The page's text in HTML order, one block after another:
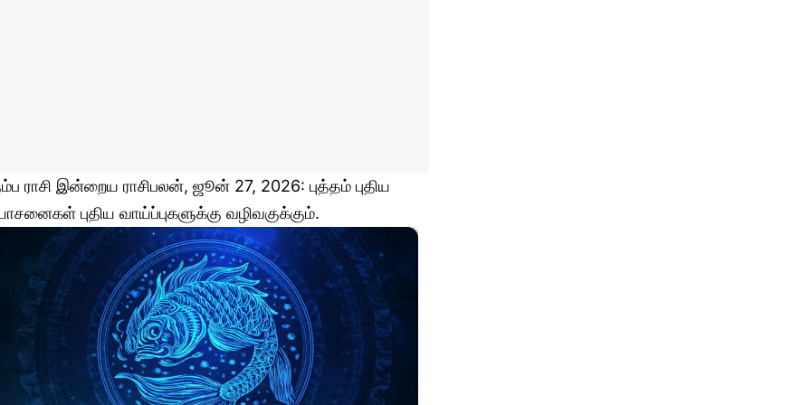
ராசி இன்றைய ராசிபலன், ஜூன் 27, 2026: புத்தம் புதிய
புதிய வாய்ப்புகளுக்கு வழிவகுக்கும்.